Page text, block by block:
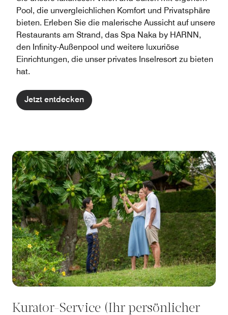
Pool, die unvergleichlichen Komfort und Privatsphäre
bieten. Erleben Sie die malerische Aussicht auf unsere
Restaurants am Strand, das Spa Naka by HARNN,
den Infinity-Außenpool und weitere luxuriöse
Einrichtungen, die unser privates Inselresort zu bieten
hat.
Jetzt entdecken
Kurator-Service (Ihr persönlicher